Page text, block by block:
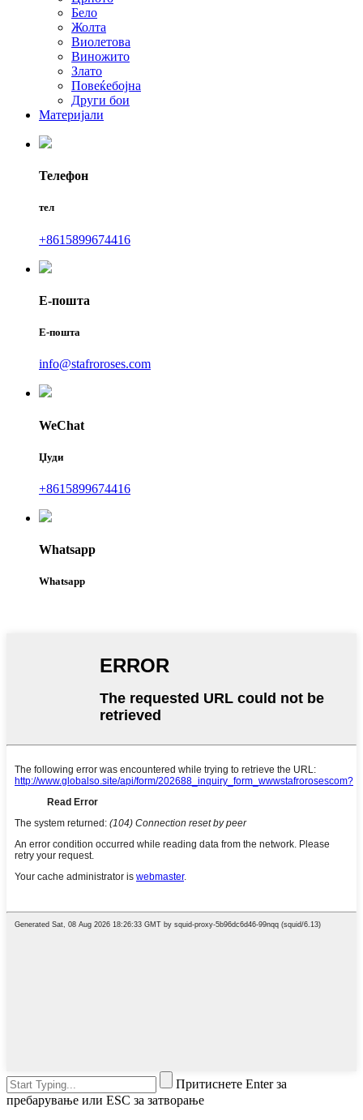
Бело
Жолта
Виолетова
Виножито
Злато
Повеќебојна
Други бои
Материјали
Телефон
тел
+8615899674416
Е-пошта
Е-пошта
info@stafroroses.com
WeChat
Џуди
+8615899674416
Whatsapp
Whatsapp
Притиснете Enter за
пребарување или ESC за затворање